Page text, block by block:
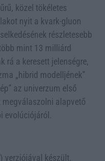
közel tökéletes
nyit a kvark-gluon
részletesebb
mint 13 milliárd
rá a keresett jelenségre,
„hibrid modelljének”
az univerzum első
alapvető
evolúciójáról.
verziójával készült.